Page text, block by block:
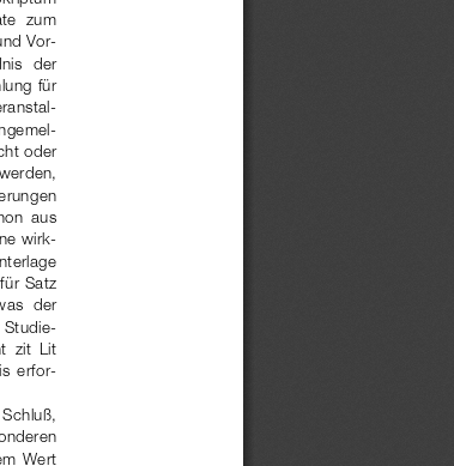
zum
Vor-
der
für
oder
aus
wirk-
Satz
der
Studie-
zit  Lit
erfor-
Schluß,
Wert